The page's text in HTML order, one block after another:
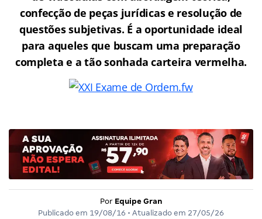
confecção de peças jurídicas e resolução de
questões subjetivas. É a oportunidade ideal
para aqueles que buscam uma preparação
completa e a tão sonhada carteira vermelha.
Por Equipe Gran
Publicado em 19/08/16 • Atualizado em 27/05/26